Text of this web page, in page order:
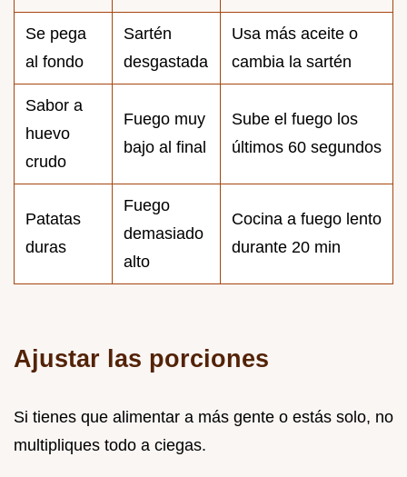
Se pega
al fondo
Sartén
desgastada
Usa más aceite o
cambia la sartén
Sabor a
huevo
crudo
Fuego muy
bajo al final
Sube el fuego los
últimos 60 segundos
Patatas
duras
Fuego
demasiado
alto
Cocina a fuego lento
durante 20 min
Ajustar las porciones
Si tienes que alimentar a más gente o estás solo, no
multipliques todo a ciegas.